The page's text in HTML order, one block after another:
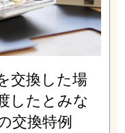
交換した場
したとみな
交換特例